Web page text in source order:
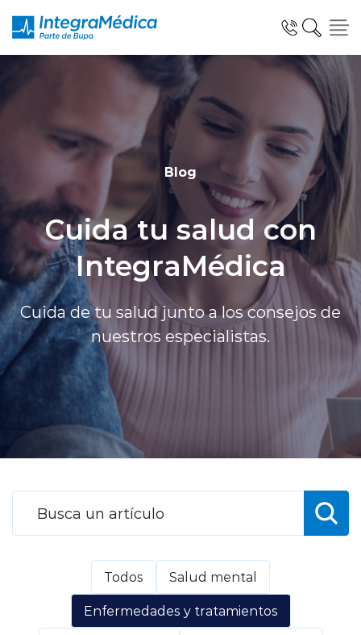
Especialidades y Servicios
Telemedicina Blua
Clínicas Dentales
Planes y Convenios
Pacientes Fonasa
Reserva de Horas
Mi Portal Bupa
modo claro
Blog
Cuida tu salud con
IntegraMédica
Cuida de tu salud junto a los consejos de
nuestros especialistas.
Todos
Salud mental
Enfermedades y tratamientos